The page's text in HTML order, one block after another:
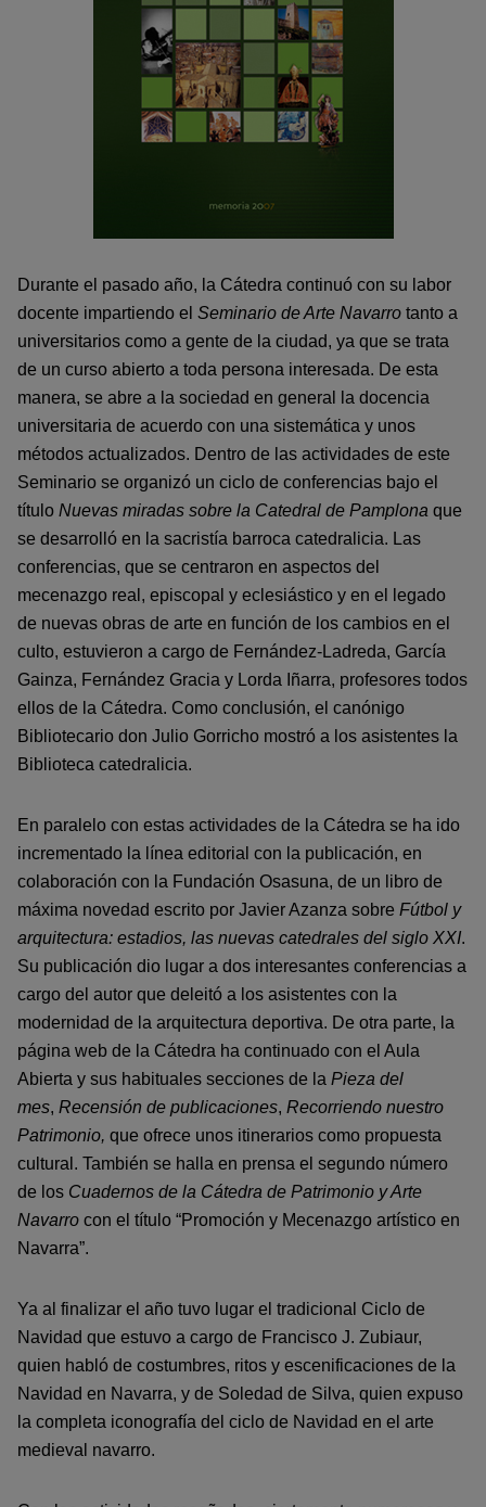
Durante el pasado año, la Cátedra continuó con su labor
docente impartiendo el Seminario de Arte Navarro tanto a
universitarios como a gente de la ciudad, ya que se trata
de un curso abierto a toda persona interesada. De esta
manera, se abre a la sociedad en general la docencia
universitaria de acuerdo con una sistemática y unos
métodos actualizados. Dentro de las actividades de este
Seminario se organizó un ciclo de conferencias bajo el
título Nuevas miradas sobre la Catedral de Pamplona que
se desarrolló en la sacristía barroca catedralicia. Las
conferencias, que se centraron en aspectos del
mecenazgo real, episcopal y eclesiástico y en el legado
de nuevas obras de arte en función de los cambios en el
culto, estuvieron a cargo de Fernández-Ladreda, García
Gainza, Fernández Gracia y Lorda Iñarra, profesores todos
ellos de la Cátedra. Como conclusión, el canónigo
Bibliotecario don Julio Gorricho mostró a los asistentes la
Biblioteca catedralicia.
En paralelo con estas actividades de la Cátedra se ha ido
incrementado la línea editorial con la publicación, en
colaboración con la Fundación Osasuna, de un libro de
máxima novedad escrito por Javier Azanza sobre Fútbol y
arquitectura: estadios, las nuevas catedrales del siglo XXI.
Su publicación dio lugar a dos interesantes conferencias a
cargo del autor que deleitó a los asistentes con la
modernidad de la arquitectura deportiva. De otra parte, la
página web de la Cátedra ha continuado con el Aula
Abierta y sus habituales secciones de la Pieza del
mes, Recensión de publicaciones, Recorriendo nuestro
Patrimonio, que ofrece unos itinerarios como propuesta
cultural. También se halla en prensa el segundo número
de los Cuadernos de la Cátedra de Patrimonio y Arte
Navarro con el título “Promoción y Mecenazgo artístico en
Navarra”.
Ya al finalizar el año tuvo lugar el tradicional Ciclo de
Navidad que estuvo a cargo de Francisco J. Zubiaur,
quien habló de costumbres, ritos y escenificaciones de la
Navidad en Navarra, y de Soledad de Silva, quien expuso
la completa iconografía del ciclo de Navidad en el arte
medieval navarro.